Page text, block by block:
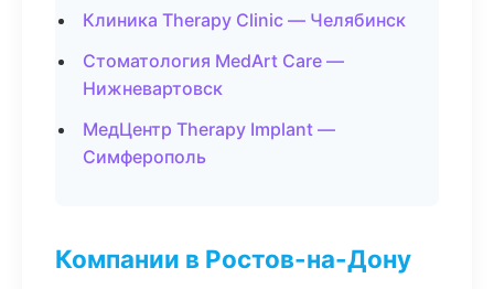
Клиника Therapy Clinic — Челябинск
Стоматология MedArt Care —
Нижневартовск
МедЦентр Therapy Implant —
Симферополь
Компании в Ростов-на-Дону